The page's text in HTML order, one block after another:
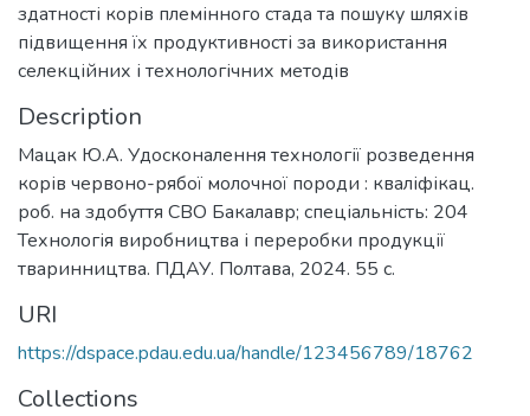
здатності корів племінного стада та пошуку шляхів
підвищення їх продуктивності за використання
селекційних і технологічних методів
Description
Мацак Ю.А. Удосконалення технології розведення
корів червоно-рябої молочної породи : кваліфікац.
роб. на здобуття СВО Бакалавр; спеціальність: 204
Технологія виробництва і переробки продукції
тваринництва. ПДАУ. Полтава, 2024. 55 с.
URI
https://dspace.pdau.edu.ua/handle/123456789/18762
Collections